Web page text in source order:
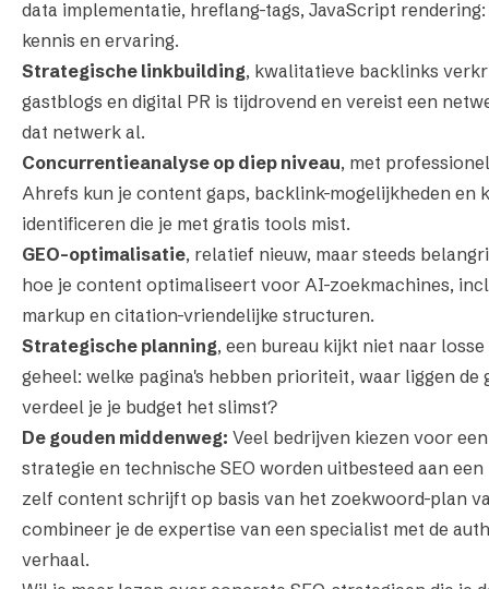
data implementatie, hreflang-tags, JavaScript
kennis en ervaring.
Strategische linkbuilding, kwalitatieve backlinks
gastblogs en digital PR is tijdrovend en vereist een
dat netwerk al.
Concurrentieanalyse op diep niveau, met
Ahrefs kun je content gaps, backlink-mogelijkheden en
identificeren die je met gratis tools mist.
GEO-optimalisatie, relatief nieuw, maar steeds
hoe je content optimaliseert voor AI-zoekmachines,
markup en citation-vriendelijke structuren.
Strategische planning, een bureau kijkt niet naar
geheel: welke pagina's hebben prioriteit, waar liggen de
verdeel je je budget het slimst?
De gouden middenweg: Veel bedrijven kiezen voor
strategie en technische SEO worden uitbesteed aan
zelf content schrijft op basis van het zoekwoord-plan
combineer je de expertise van een specialist met de
verhaal.